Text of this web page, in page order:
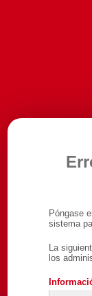
Póngase
sistema
La
los